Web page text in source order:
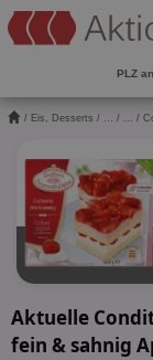
PLZ
/ Eis, Desserts / ... / ... /
Aktuelle
fein & sahnig